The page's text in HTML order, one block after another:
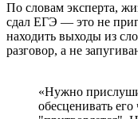
По словам эксперта,
сдал ЕГЭ — это не
находить выходы из
разговор, а не
«Нужно
обесценивать